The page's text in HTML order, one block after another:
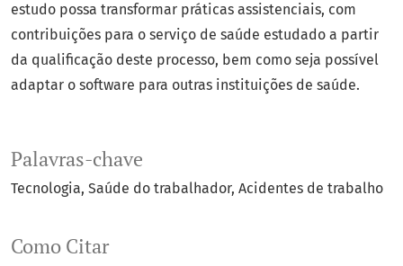
Palavras-chave
Tecnologia Saúde do trabalhador Acidentes de trabalho
Como Citar
estudo possa transformar práticas assistenciais, com
contribuições para o serviço de saúde estudado a partir
da qualificação deste processo, bem como seja possível
adaptar o software para outras instituições de saúde.